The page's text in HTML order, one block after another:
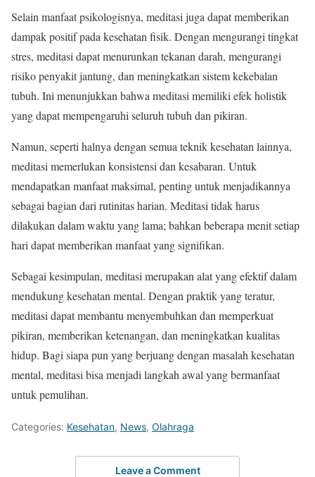
Selain manfaat psikologisnya, meditasi juga dapat memberikan
dampak positif pada kesehatan fisik. Dengan mengurangi tingkat
stres, meditasi dapat menurunkan tekanan darah, mengurangi
risiko penyakit jantung, dan meningkatkan sistem kekebalan
tubuh. Ini menunjukkan bahwa meditasi memiliki efek holistik
yang dapat mempengaruhi seluruh tubuh dan pikiran.
Namun, seperti halnya dengan semua teknik kesehatan lainnya,
meditasi memerlukan konsistensi dan kesabaran. Untuk
mendapatkan manfaat maksimal, penting untuk menjadikannya
sebagai bagian dari rutinitas harian. Meditasi tidak harus
dilakukan dalam waktu yang lama; bahkan beberapa menit setiap
hari dapat memberikan manfaat yang signifikan.
Sebagai kesimpulan, meditasi merupakan alat yang efektif dalam
mendukung kesehatan mental. Dengan praktik yang teratur,
meditasi dapat membantu menyembuhkan dan memperkuat
pikiran, memberikan ketenangan, dan meningkatkan kualitas
hidup. Bagi siapa pun yang berjuang dengan masalah kesehatan
mental, meditasi bisa menjadi langkah awal yang bermanfaat
untuk pemulihan.
Categories: Kesehatan, News, Olahraga
Leave a Comment